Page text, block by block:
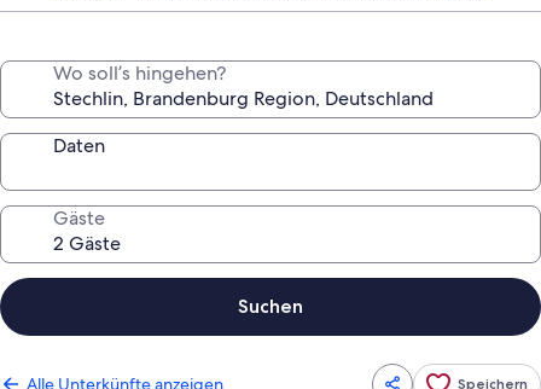
Wo soll’s hingehen?
Daten
Gäste
Suchen
Alle Unterkünfte anzeigen Speichern